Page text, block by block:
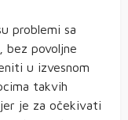
problemi sa
bez povoljne
u izvesnom
takvih
je za očekivati